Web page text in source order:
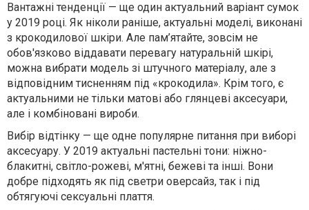
Вантажні тенденції — ще один актуальний варіант сумок
у 2019 році. Як ніколи раніше, актуальні моделі, виконані
з крокодилової шкіри. Але пам’ятайте, зовсім не
обов'язково віддавати перевагу натуральній шкірі,
можна вибрати модель зі штучного матеріалу, але з
відповідним тисненням під «крокодила». Крім того, є
актуальними не тільки матові або глянцеві аксесуари,
але і комбіновані вироби.
Вибір відтінку — ще одне популярне питання при виборі
аксесуару. У 2019 актуальні пастельні тони: ніжно-
блакитні, світло-рожеві, м'ятні, бежеві та інші. Вони
добре підходять як під светри оверсайз, так і під
обтягуючі сексуальні плаття.